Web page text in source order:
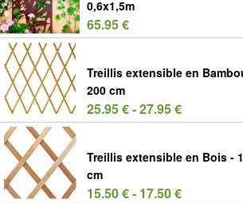
0,6x1,5m
65.95 €
Treillis extensible en
200 cm
25.95 € - 27.95 €
Treillis extensible en Bois -
cm
15.50 € - 17.50 €